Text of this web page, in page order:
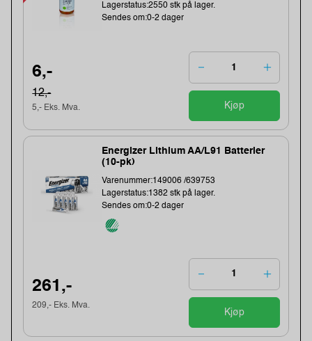
Lagerstatus:2550 stk på lager.
Sendes om:0-2 dager
6,-
12,-
5,- Eks. Mva. Kjøp
Energizer Lithium AA/L91 Batterier
(10-pk)
Varenummer:149006 /639753
Lagerstatus:1382 stk på lager.
Sendes om:0-2 dager
261,-
209,- Eks. Mva.
Kjøp